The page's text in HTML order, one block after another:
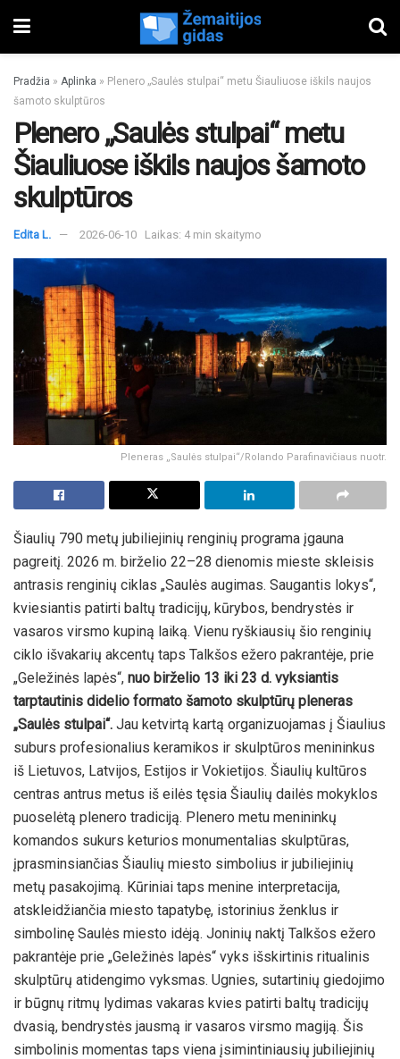
Pradžia » Aplinka » Plenero „Saulės stulpai“ metu Šiauliuose iškils naujos
šamoto skulptūros
Plenero „Saulės stulpai“ metu
Šiauliuose iškils naujos šamoto
skulptūros
Edita L. 2026-06-10 Laikas: 4 min skaitymo
Pleneras „Saulės stulpai“/Rolando Parafinavičiaus nuotr.
Šiaulių 790 metų jubiliejinių renginių programa įgauna
pagreitį. 2026 m. birželio 22–28 dienomis mieste skleisis
antrasis renginių ciklas „Saulės augimas. Saugantis lokys“,
kviesiantis patirti baltų tradicijų, kūrybos, bendrystės ir
vasaros virsmo kupiną laiką. Vienu ryškiausių šio renginių
ciklo išvakarių akcentų taps Talkšos ežero pakrantėje, prie
„Geležinės lapės“, nuo birželio 13 iki 23 d. vyksiantis
tarptautinis didelio formato šamoto skulptūrų pleneras
„Saulės stulpai“. Jau ketvirtą kartą organizuojamas į Šiaulius
suburs profesionalius keramikos ir skulptūros menininkus
iš Lietuvos, Latvijos, Estijos ir Vokietijos. Šiaulių kultūros
centras antrus metus iš eilės tęsia Šiaulių dailės mokyklos
puoselėtą plenero tradiciją. Plenero metu menininkų
komandos sukurs keturios monumentalias skulptūras,
įprasminsiančias Šiaulių miesto simbolius ir jubiliejinių
metų pasakojimą. Kūriniai taps menine interpretacija,
atskleidžiančia miesto tapatybę, istorinius ženklus ir
simbolinę Saulės miesto idėją. Joninių naktį Talkšos ežero
pakrantėje prie „Geležinės lapės“ vyks išskirtinis ritualinis
skulptūrų atidengimo vyksmas. Ugnies, sutartinių giedojimo
ir būgnų ritmų lydimas vakaras kvies patirti baltų tradicijų
dvasią, bendrystės jausmą ir vasaros virsmo magiją. Šis
simbolinis momentas taps viena įsimintiniausių jubiliejinių